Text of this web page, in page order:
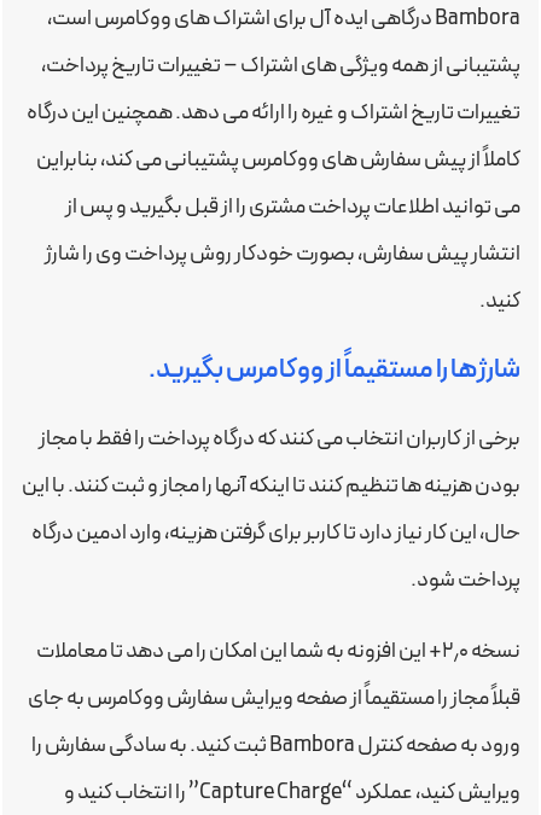
Bambora درگاهی ایده آل برای اشتراک های ووکامرس است،
پشتیبانی از همه ویژگی های اشتراک – تغییرات تاریخ پرداخت،
تغییرات تاریخ اشتراک و غیره را ارائه می دهد. همچنین این درگاه
کاملاً از پیش سفارش های ووکامرس پشتیبانی می کند، بنابراین
می توانید اطلاعات پرداخت مشتری را از قبل بگیرید و پس از
انتشار پیش سفارش، بصورت خودکار روش پرداخت وی را شارژ
کنید.
شارژها را مستقیماً از ووکامرس بگیرید.
برخی از کاربران انتخاب می کنند که درگاه پرداخت را فقط با مجاز
بودن هزینه ها تنظیم کنند تا اینکه آنها را مجاز و ثبت کنند. با این
حال، این کار نیاز دارد تا کاربر برای گرفتن هزینه، وارد ادمین درگاه
پرداخت شود.
نسخه ۲٫۰+ این افزونه به شما این امکان را می دهد تا معاملات
قبلاً مجاز را مستقیماً از صفحه ویرایش سفارش ووکامرس به جای
ورود به صفحه کنترل Bambora ثبت کنید. به سادگی سفارش را
ویرایش کنید، عملکرد “Capture Charge” را انتخاب کنید و